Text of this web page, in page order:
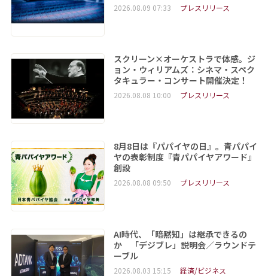
2026.08.09 07:33 プレスリリース
スクリーン×オーケストラで体感。ジ
ョン・ウィリアムズ：シネマ・スペク
タキュラー・コンサート開催決定！
2026.08.08 10:00 プレスリリース
8月8日は『パパイヤの日』。青パパイ
ヤの表彰制度『青パパイヤアワード』
創設
2026.08.08 09:50 プレスリリース
AI時代、「暗黙知」は継承できるの
か 「デジブレ」説明会／ラウンドテ
ーブル
2026.08.03 15:15 経済/ビジネス